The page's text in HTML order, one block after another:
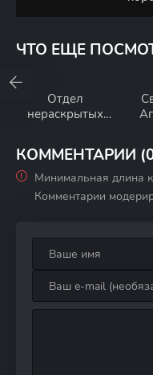
ЧТО ЕЩЕ
Отдел
нераскрытых
КОММЕНТАРИИ
Минимальная длина
Комментарии